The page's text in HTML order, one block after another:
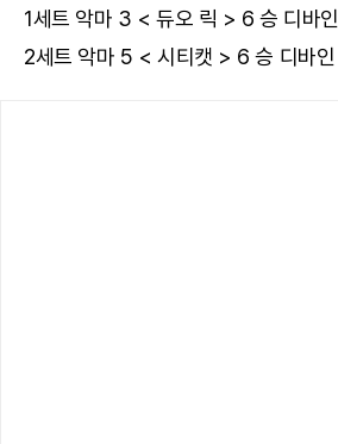
1세트 악마 3 < 듀오 릭 > 6 승 디바인
2세트 악마 5 < 시티캣 > 6 승 디바인